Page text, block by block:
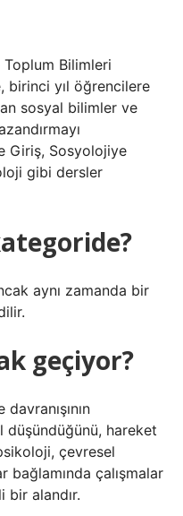
Bilimleri
birinci yıl öğrencilere
sosyal bilimler ve
Giriş, Sosyolojiye
gibi dersler
aynı zamanda bir
geçiyor?
düşündüğünü, hareket
çevresel
bağlamında çalışmalar
bir alandır.